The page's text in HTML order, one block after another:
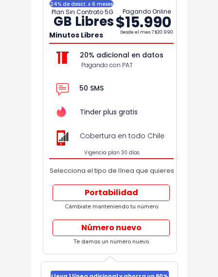
GB Libres
Minutos Libres
$15.990
Portabilidad
Plan Sin Contrato 5G Pagando Online
Desde el mes 7$20.990
50 SMS
Tinder plus gratis
Vigencia plan 30 días
24% de desct. x 6 meses
Cámbiate manteniendo tu número
Número nuevo
Te damos un número nuevo.
Selecciona el tipo de línea que quieres
20% adicional en datos
Pagando con PAT
Cobertura en todo Chile